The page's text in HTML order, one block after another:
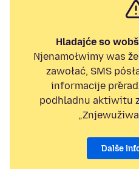
Hladajće so
Njenamołwimy was
zawołać, SMS
informacije
podhladnu aktiwitu
Dalše